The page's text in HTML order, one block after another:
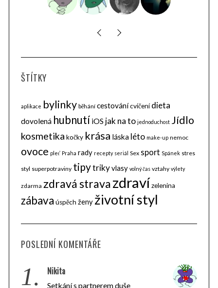
ŠTÍTKY
aplikace bylinky běhání cestovánícvičení dieta
dovolená hubnutí iOS jak na to jednoduchost Jídlo
kosmetika kočky krása láska léto make-up nemoc
ovoce pleť Praha rady recepty seriál Sex sport Spánek stres
styl superpotraviny tipytrikyvlasy volný čas vztahy výlety
zdarma zdravá stravazdravízelenina
zábava úspěch ženy životní styl
POSLEDNÍ KOMENTÁŘE
1. Nikita
Setkání s partnerem duše